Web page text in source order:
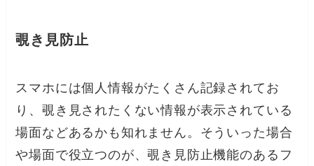
覗き見防止
スマホには個人情報がたくさん記録されてお
り、覗き見されたくない情報が表示されている
場面などあるかも知れません。そういった場合
や場面で役立つのが、覗き見防止機能のあるフ